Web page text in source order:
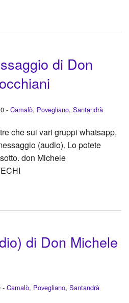
di Don
- Camalò, Povegliano, Santandrà
che sui vari gruppi whatsapp,
(audio). Lo potete
don Michele
di Don Michele
- Camalò, Povegliano, Santandrà